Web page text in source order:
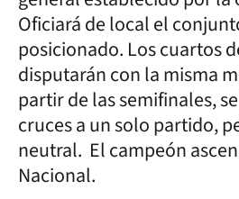
Oficiará de local el
posicionado. Los cuartos
disputarán con la misma
partir de las semifinales,
cruces a un solo partido,
neutral. El campeón
Nacional.